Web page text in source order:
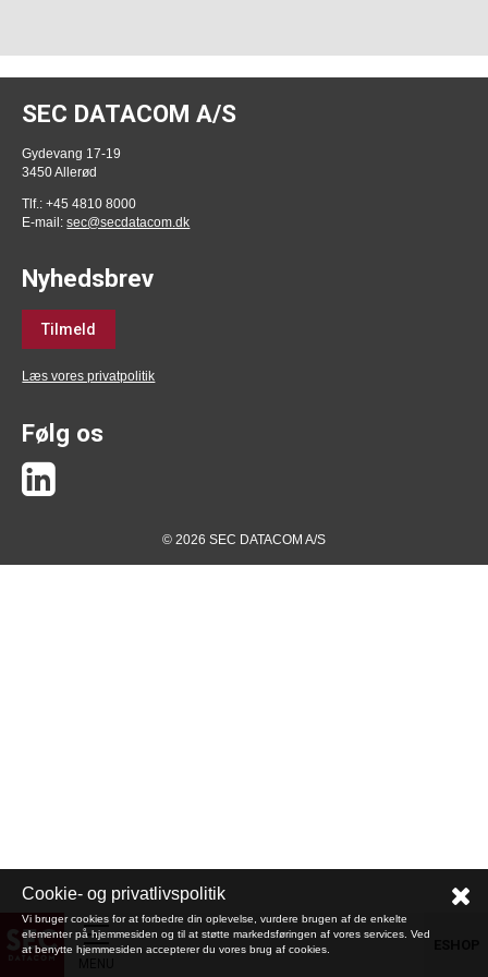
SEC DATACOM A/S
Gydevang 17-19
3450 Allerød
Tlf.: +45 4810 8000
E-mail:sec@secdatacom.dk
Nyhedsbrev
Tilmeld
Læs vores privatpolitik
Følg os
© 2026 SEC DATACOM A/S
Cookie- og privatlivspolitik
Vi bruger cookies for at forbedre din oplevelse, vurdere brugen af de enkelte
elementer på hjemmesiden og til at støtte markedsføringen af vores services. Ved
at benytte hjemmesiden accepterer du vores brug af cookies.